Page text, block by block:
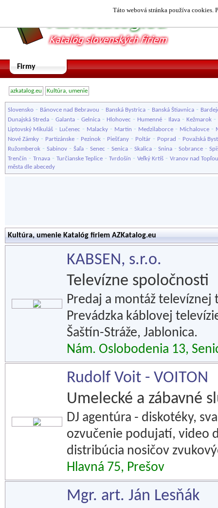
Táto webová stránka používa cookies.
Firmy
azkatalog.eu Kultúra, umenie
Slovensko - Bánovce nad Bebravou - Banská Bystrica - Banská Štiavnica -
Dunajská Streda - Galanta - Gelnica - Hlohovec - Humenné - Ilava - Kežmarok -
Liptovský Mikuláš - Lučenec - Malacky - Martin - Medzilaborce - Michalovce -
Nové Zámky - Partizánske - Pezinok - Piešťany - Poltár - Poprad - Považská
Ružomberok - Sabinov - Šaľa - Senec - Senica - Skalica - Snina - Sobrance -
Trenčín - Trnava - Turčianske Teplice - Tvrdošín - Veľký Krtíš - Vranov nad Topľou
města dle abecedy
Kultúra, umenie Katalóg firiem AZKatalog.eu
KABSEN, s.r.o.
Televízne spoločnosti
Predaj a montáž
Prevádzka káblovej
Šaštín-Stráže, Jablonica.
Nám. Oslobodenia 13,
Rudolf Voit - VOITON
Umelecké a zábavné
DJ agentúra - diskotéky,
ozvučenie podujatí, video
distribúcia nosičov
Hlavná 75, Prešov
Mgr. art. Ján Lesňák